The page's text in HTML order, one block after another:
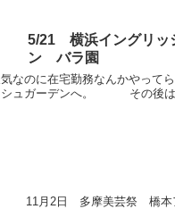
5/21 横浜イングリッ
ン バラ園
なのに在宅勤務なんかやって
シュガーデンへ。 その後は
11月2日 多摩美芸祭 橋本